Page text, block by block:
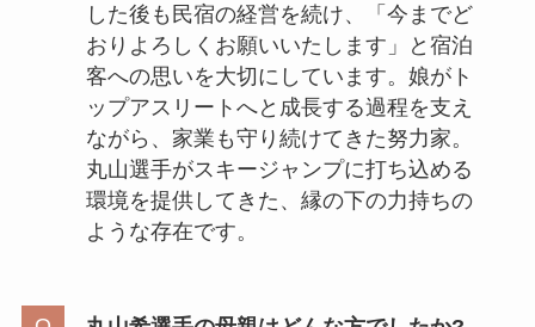
した後も民宿の経営を続け、「今までど
おりよろしくお願いいたします」と宿泊
客への思いを大切にしています。娘がト
ップアスリートへと成長する過程を支え
ながら、家業も守り続けてきた努力家。
丸山選手がスキージャンプに打ち込める
環境を提供してきた、縁の下の力持ちの
ような存在です。